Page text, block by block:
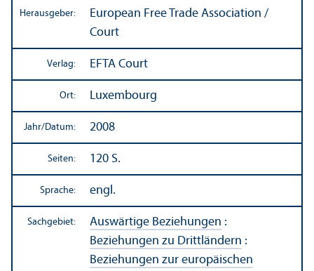
Herausgeber:
European Free Trade Association /
Court
Verlag: EFTA Court
Ort: Luxembourg
Jahr/Datum: 2008
Seiten: 120 S.
Sprache: engl.
Sachgebiet: Auswärtige Beziehungen :
Beziehungen zu Drittländern :
Beziehungen zur europäischen